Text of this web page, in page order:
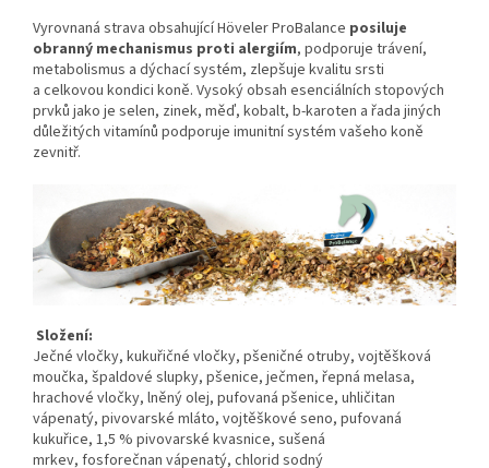
Vyrovnaná strava obsahující Höveler ProBalance posiluje
obranný mechanismus proti alergiím, podporuje trávení,
metabolismus a dýchací systém, zlepšuje kvalitu srsti
a celkovou kondici koně. Vysoký obsah esenciálních stopových
prvků jako je selen, zinek, měď, kobalt, b-karoten a řada jiných
důležitých vitamínů podporuje imunitní systém vašeho koně
zevnitř.
Složení:
Ječné vločky, kukuřičné vločky, pšeničné otruby, vojtěšková
moučka, špaldové slupky, pšenice, ječmen, řepná melasa,
hrachové vločky, lněný olej, pufovaná pšenice, uhličitan
vápenatý, pivovarské mláto, vojtěškové seno, pufovaná
kukuřice, 1,5 % pivovarské kvasnice, sušená
mrkev, fosforečnan vápenatý, chlorid sodný